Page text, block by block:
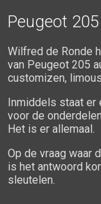
Peugeot
Wilfred de Ronde
van Peugeot 205
customizen,
Inmiddels staat er
voor de
Het is er allemaal.
Op de vraag waar
is het antwoord
sleutelen.